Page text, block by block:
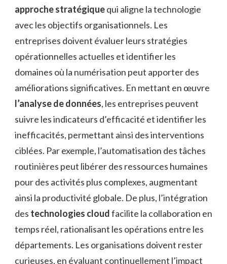
approche stratégiquequi aligne la technologie
avec les objectifs organisationnels. Les
entreprises doivent évaluer leurs stratégies
opérationnelles actuelles et identifier les
domaines où la numérisation peut apporter des
améliorations significatives. En mettant en œuvre
l’analyse de données, les entreprises peuvent
suivre les indicateurs d’efficacité et identifier les
inefficacités, permettant ainsi des interventions
ciblées. Par exemple, l’automatisation des tâches
routinières peut libérer des ressources humaines
pour des activités plus complexes, augmentant
ainsi la productivité globale. De plus, l’intégration
des technologies cloudfacilite la collaboration en
temps réel, rationalisant les opérations entre les
départements. Les organisations doivent rester
curieuses, en évaluant continuellement l’impact